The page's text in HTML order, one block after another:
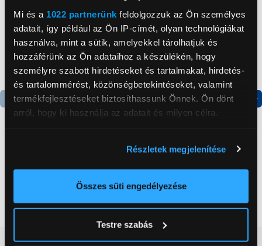
Mi és a 1022 partnerünk feldolgozzuk az Ön személyes
adatait, így például az Ön IP-címét, olyan technológiákat
használva, mint a sütik, amelyekkel tárolhatjuk és
hozzáférünk az Ön adataihoz a készülékén, hogy
személyre szabott hirdetéseket és tartalmakat, hirdetés-
és tartalommérést, közönségbetekintéseket, valamint
termékfejlesztéseket biztosíthassunk Önnek. Ön dönt
arról, hogy ki használja az adatait és milyen célra.
elhelyezkedéséről pár méteres pontossággal
Az Ön készülékén beazonosítása annak konkrét
módjairól és adja meg preferenciáit aRészletek
pontban. Bármikor módosíthatja vagy visszavonhatja a
Részletek megjelenítése
Összes süti engedélyezése
Testre szabás
Termék adatlap
by side hűtőszekrény
Termék adatlap
Gorenje N619EAXL4
Alulfagyasztós
179 999 Ft
Vásárlói vélemények(0)